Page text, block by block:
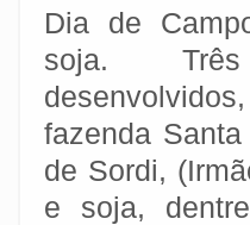
Dia de
soja.
fazenda
de Sordi,
e soja,